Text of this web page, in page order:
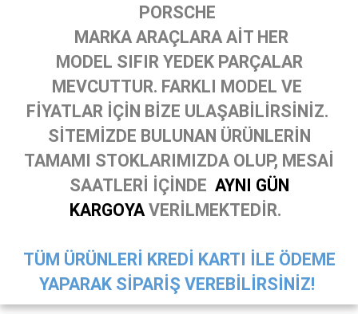
PORSCHE
MARKA ARAÇLARA AİT HER
MODEL SIFIR YEDEK PARÇALAR
MEVCUTTUR. FARKLI MODEL VE
FİYATLAR İÇİN BİZE ULAŞABİLİRSİNİZ.
SİTEMİZDE BULUNAN ÜRÜNLERİN
TAMAMI STOKLARIMIZDA OLUP, MESAİ
SAATLERİ İÇİNDE AYNI GÜN
KARGOYA VERİLMEKTEDİR.
TÜM ÜRÜNLERİ KREDİ KARTI İLE ÖDEME
YAPARAK SİPARİŞ VEREBİLİRSİNİZ!